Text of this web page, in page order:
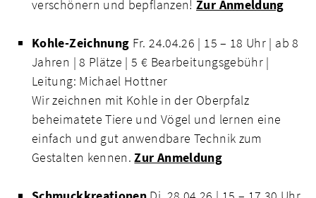
verschönern und bepflanzen!Zur Anmeldung
Kohle-Zeichnung Fr. 24.04.26 | 15 – 18 Uhr | ab 8
Jahren | 8 Plätze | 5 € Bearbeitungsgebühr |
Leitung: Michael Hottner
Wir zeichnen mit Kohle in der Oberpfalz
beheimatete Tiere und Vögel und lernen eine
einfach und gut anwendbare Technik zum
Gestalten kennen.Zur Anmeldung